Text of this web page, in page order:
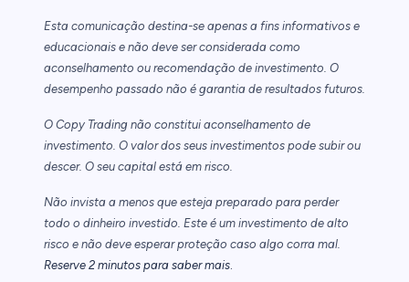
Esta comunicação destina-se apenas a fins informativos e
educacionais e não deve ser considerada como
aconselhamento ou recomendação de investimento. O
desempenho passado não é garantia de resultados futuros.
O Copy Trading não constitui aconselhamento de
investimento. O valor dos seus investimentos pode subir ou
descer. O seu capital está em risco.
Não invista a menos que esteja preparado para perder
todo o dinheiro investido. Este é um investimento de alto
risco e não deve esperar proteção caso algo corra mal.
Reserve 2 minutos para saber mais